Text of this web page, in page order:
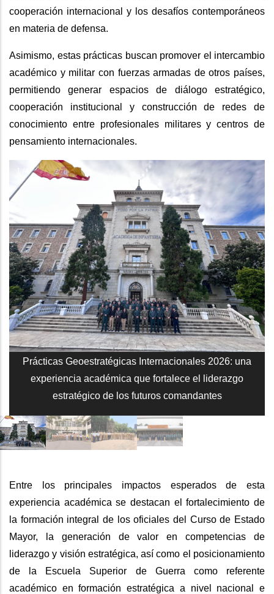
cooperación internacional y los desafíos contemporáneos
en materia de defensa.
Asimismo, estas prácticas buscan promover el intercambio
académico y militar con fuerzas armadas de otros países,
permitiendo generar espacios de diálogo estratégico,
cooperación institucional y construcción de redes de
conocimiento entre profesionales militares y centros de
pensamiento internacionales.
Prácticas Geoestratégicas Internacionales 2026: una
experiencia académica que fortalece el liderazgo
estratégico de los futuros comandantes
Entre los principales impactos esperados de esta
experiencia académica se destacan el fortalecimiento de
la formación integral de los oficiales del Curso de Estado
Mayor, la generación de valor en competencias de
liderazgo y visión estratégica, así como el posicionamiento
de la Escuela Superior de Guerra como referente
académico en formación estratégica a nivel nacional e